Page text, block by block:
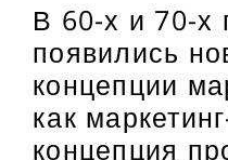
В 60-х и 70-х
появились
концепции
как
концепция